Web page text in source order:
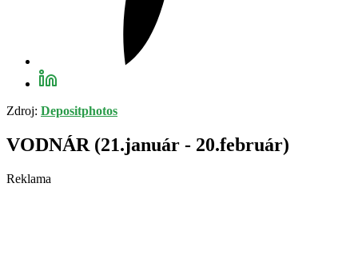
Zdroj: Depositphotos
VODNÁR (21.január - 20.február)
Reklama